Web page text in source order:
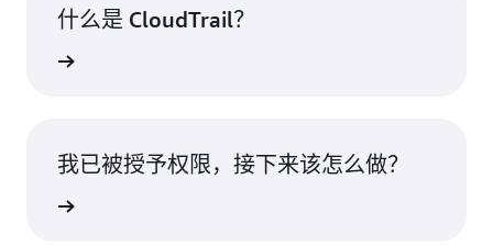
什么是 CloudTrail？
我已被授予权限，接下来该怎么做？